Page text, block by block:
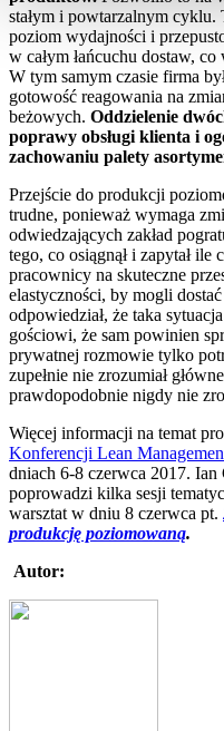
stałym i powtarzalnym
poziom wydajności i
w całym łańcuchu dostaw,
W tym samym czasie firma
gotowość reagowania na
beżowych. Oddzielenie
poprawy obsługi klienta i
zachowaniu palety
Przejście do produkcji
trudne, ponieważ wymaga
odwiedzających zakład
tego, co osiągnął i zapytał
pracownicy na skuteczne
elastyczności, by mogli
odpowiedział, że taka
gościowi, że sam powinien
prywatnej rozmowie tylko
zupełnie nie zrozumiał
prawdopodobnie nigdy nie
Więcej informacji na temat
Konferencji Lean
dniach 6-8 czerwca 2017. Ian
poprowadzi kilka sesji
warsztat w dniu 8 czerwca pt.
produkcję poziomowaną.
Autor: